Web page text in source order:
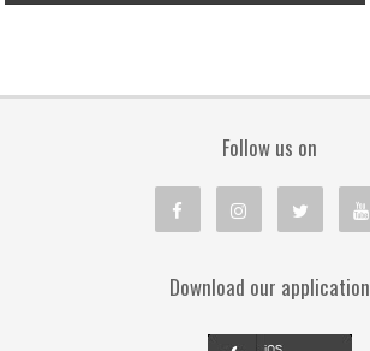
Follow us on
Download our application